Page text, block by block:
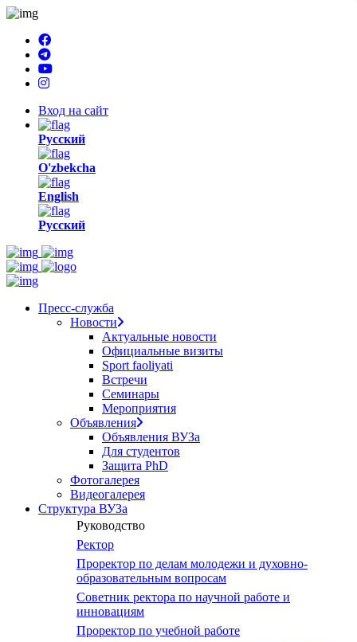
Вход на сайт
Русский
O'zbekcha
English
Русский
Пресс-служба
Новости
Актуальные новости
Официальные визиты
Sport faoliyati
Встречи
Семинары
Мероприятия
Объявления
Объявления ВУЗа
Для студентов
Защита PhD
Фотогалерея
Видеогалерея
Структура ВУЗа
Руководство
Ректор
Проректор по делам молодежи и духовно-
образовательным вопросам
Советник ректора по научной работе и
инновациям
Проректор по учебной работе